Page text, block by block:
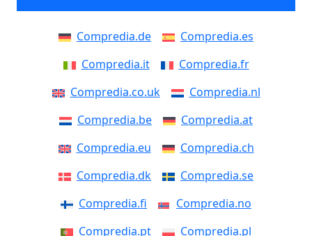
Compredia.de
Compredia.es
Compredia.it
Compredia.fr
Compredia.co.uk
Compredia.nl
Compredia.be
Compredia.at
Compredia.eu
Compredia.ch
Compredia.dk
Compredia.se
Compredia.fi
Compredia.no
Compredia.pt
Compredia.pl